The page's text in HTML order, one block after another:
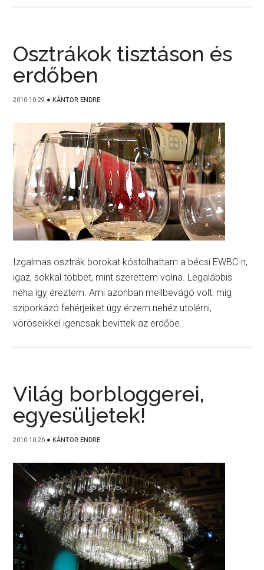
Osztrákok tisztáson és
erdőben
2010-10-29 ● KÁNTOR ENDRE
Izgalmas osztrák borokat kóstolhattam a bécsi EWBC-n,
igaz, sokkal többet, mint szerettem volna. Legalábbis
néha így éreztem. Ami azonban mellbevágó volt: míg
sziporkázó fehérjeiket úgy érzem nehéz utolérni,
vöröseikkel igencsak bevittek az erdőbe.
Világ borbloggerei,
egyesüljetek!
2010-10-26 ● KÁNTOR ENDRE